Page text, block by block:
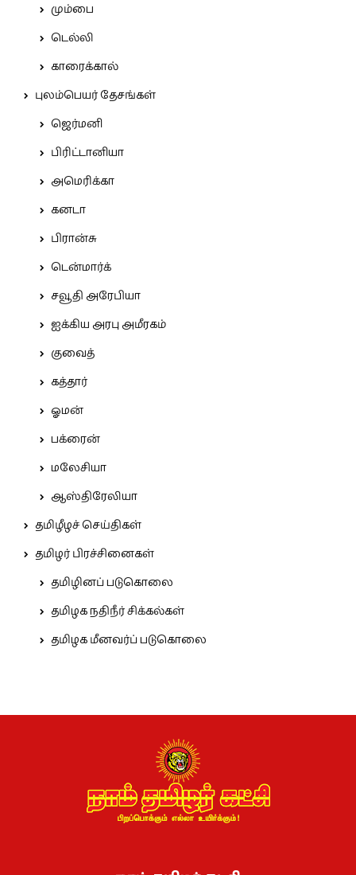
மும்பை
டெல்லி
காரைக்கால்
புலம்பெயர் தேசங்கள்
ஜெர்மனி
பிரிட்டானியா
அமெரிக்கா
கனடா
பிரான்சு
டென்மார்க்
சவூதி அரேபியா
ஐக்கிய அரபு அமீரகம்
குவைத்
கத்தார்
ஓமன்
பக்ரைன்
மலேசியா
ஆஸ்திரேலியா
தமிழீழச் செய்திகள்
தமிழர் பிரச்சினைகள்
தமிழினப் படுகொலை
தமிழக நதிநீர் சிக்கல்கள்
தமிழக மீனவர்ப் படுகொலை